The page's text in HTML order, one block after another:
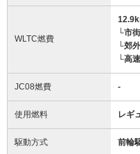
WLTC燃費
└市
└郊
└高
JC08燃費 -
使用燃料 レギ
駆動方式 前輪